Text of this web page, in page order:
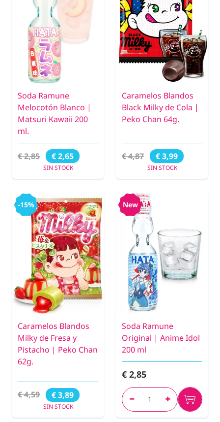
Soda Ramune
Melocotón Blanco |
Matsuri Kawaii 200
ml.
€ 2,85 € 2,65
SIN STOCK
Caramelos Blandos
Black Milky de Cola |
Peko Chan 64g.
€ 4,87 € 3,99
SIN STOCK
-15%
Caramelos Blandos
Milky de Fresa y
Pistacho | Peko Chan
62g.
€ 4,59 € 3,89
SIN STOCK
New
Soda Ramune
Original | Anime Idol
200 ml
€ 2,85